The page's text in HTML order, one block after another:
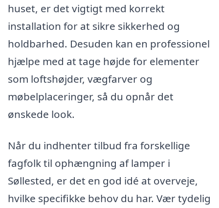
huset, er det vigtigt med korrekt
installation for at sikre sikkerhed og
holdbarhed. Desuden kan en professionel
hjælpe med at tage højde for elementer
som loftshøjder, vægfarver og
møbelplaceringer, så du opnår det
ønskede look.
Når du indhenter tilbud fra forskellige
fagfolk til ophængning af lamper i
Søllested, er det en god idé at overveje,
hvilke specifikke behov du har. Vær tydelig